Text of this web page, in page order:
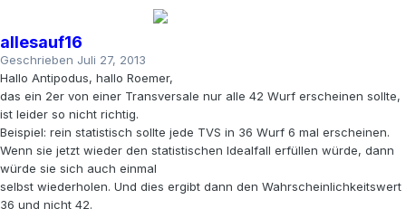
allesauf16
Geschrieben Juli 27, 2013
Hallo Antipodus, hallo Roemer,
das ein 2er von einer Transversale nur alle 42 Wurf erscheinen sollte,
ist leider so nicht richtig.
Beispiel: rein statistisch sollte jede TVS in 36 Wurf 6 mal erscheinen.
Wenn sie jetzt wieder den statistischen Idealfall erfüllen würde, dann
würde sie sich auch einmal
selbst wiederholen. Und dies ergibt dann den Wahrscheinlichkeitswert
36 und nicht 42.